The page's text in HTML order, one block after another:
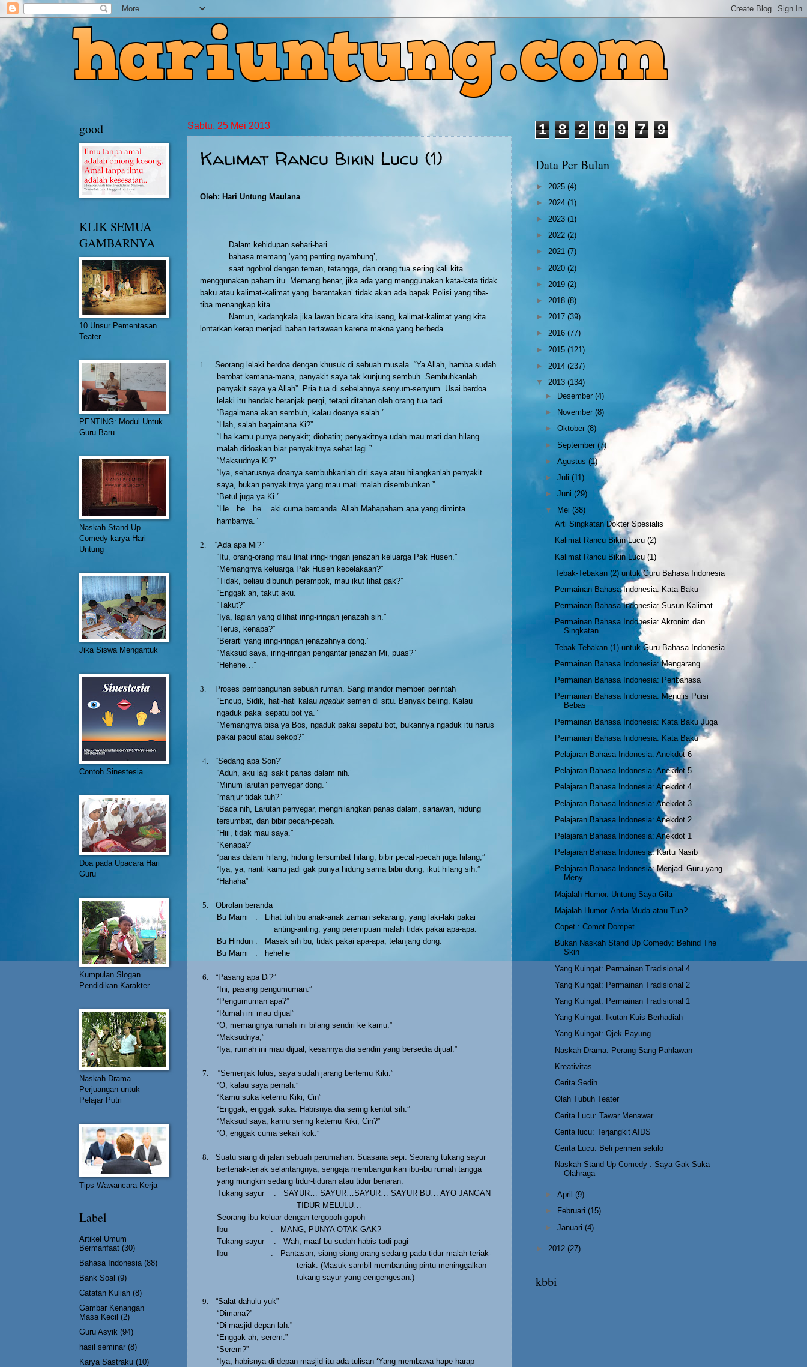
Sabtu, 25 Mei 2013
Kalimat Rancu Bikin Lucu (1)
Oleh: Hari Untung Maulana
Dalam kehidupan sehari-hari
bahasa memang ‘yang penting nyambung’,
saat ngobrol dengan teman, tetangga, dan orang tua sering kali kita
menggunakan paham itu. Memang benar, jika ada yang menggunakan kata-kata tidak
baku atau kalimat-kalimat yang ‘berantakan’ tidak akan ada bapak Polisi yang tiba-
tiba menangkap kita.
Namun, kadangkala jika lawan bicara kita iseng, kalimat-kalimat yang kita
lontarkan kerap menjadi bahan tertawaan karena makna yang berbeda.
1.
Seorang lelaki berdoa dengan khusuk di sebuah musala. “Ya Allah, hamba sudah
berobat kemana-mana, panyakit saya tak kunjung sembuh. Sembuhkanlah
penyakit saya ya Allah”. Pria tua di sebelahnya senyum-senyum. Usai berdoa
lelaki itu hendak beranjak pergi, tetapi ditahan oleh orang tua tadi.
“Bagaimana akan sembuh, kalau doanya salah.”
“Hah, salah bagaimana Ki?”
“Lha kamu punya penyakit; diobatin; penyakitnya udah mau mati dan hilang
malah didoakan biar penyakitnya sehat lagi.”
“Maksudnya Ki?”
“Iya, seharusnya doanya sembuhkanlah diri saya atau hilangkanlah penyakit
saya, bukan penyakitnya yang mau mati malah disembuhkan.”
“Betul juga ya Ki.”
“He…he…he... aki cuma bercanda. Allah Mahapaham apa yang diminta
hambanya.”
2.
“Ada apa Mi?”
“Itu, orang-orang mau lihat iring-iringan jenazah keluarga Pak Husen.”
“Memangnya keluarga Pak Husen kecelakaan?”
“Tidak, beliau dibunuh perampok, mau ikut lihat gak?”
“Enggak ah, takut aku.”
“Takut?”
“Iya, lagian yang dilihat iring-iringan jenazah sih.”
“Terus, kenapa?”
“Berarti yang iring-iringan jenazahnya dong.”
“Maksud saya, iring-iringan pengantar jenazah Mi, puas?”
“Hehehe…”
3.
Proses pembangunan sebuah rumah. Sang mandor memberi perintah
“Encup, Sidik, hati-hati kalaungaduk semen di situ. Banyak beling. Kalau
ngaduk pakai sepatu bot ya.”
“Memangnya bisa ya Bos, ngaduk pakai sepatu bot, bukannya ngaduk itu harus
pakai pacul atau sekop?”
4.
“Sedang apa Son?”
“Aduh, aku lagi sakit panas dalam nih.”
“Minum larutan penyegar dong.”
“manjur tidak tuh?”
“Baca nih, Larutan penyegar, menghilangkan panas dalam, sariawan, hidung
tersumbat, dan bibir pecah-pecah.”
“Hiii, tidak mau saya.”
“Kenapa?”
“panas dalam hilang, hidung tersumbat hilang, bibir pecah-pecah juga hilang,”
“Iya, ya, nanti kamu jadi gak punya hidung sama bibir dong, ikut hilang sih.”
“Hahaha”
5.
Obrolan beranda
Bu Marni
:
Lihat tuh bu anak-anak zaman sekarang, yang laki-laki pakai
anting-anting, yang perempuan malah tidak pakai apa-apa.
Bu Hindun :
Masak sih bu, tidak pakai apa-apa, telanjang dong.
Bu Marni
: hehehe
6.
“Pasang apa Di?”
“Ini, pasang pengumuman.”
“Pengumuman apa?”
“Rumah ini mau dijual”
“O, memangnya rumah ini bilang sendiri ke kamu.”
“Maksudnya,”
“Iya, rumah ini mau dijual, kesannya dia sendiri yang bersedia dijual.”
7.
“Semenjak lulus, saya sudah jarang bertemu Kiki.”
“O, kalau saya pernah.”
“Kamu suka ketemu Kiki, Cin”
“Enggak, enggak suka. Habisnya dia sering kentut sih.”
“Maksud saya, kamu sering ketemu Kiki, Cin?”
“O, enggak cuma sekali kok.”
8.
Suatu siang di jalan sebuah perumahan. Suasana sepi. Seorang tukang sayur
berteriak-teriak selantangnya, sengaja membangunkan ibu-ibu rumah tangga
yang mungkin sedang tidur-tiduran atau tidur benaran.
Tukang sayur
:
SAYUR… SAYUR…SAYUR… SAYUR BU… AYO JANGAN
TIDUR MELULU…
Seorang ibu keluar dengan tergopoh-gopoh
Ibu
:
MANG, PUNYA OTAK GAK?
Tukang sayur
:
Wah, maaf bu sudah habis tadi pagi
Ibu
:
Pantasan, siang-siang orang sedang pada tidur malah teriak-
teriak. (Masuk sambil membanting pintu meninggalkan
tukang sayur yang cengengesan.)
9.
“Salat dahulu yuk”
“Dimana?”
“Di masjid depan lah.”
“Enggak ah, serem.”
“Serem?”
“Iya, habisnya di depan masjid itu ada tulisan ‘Yang membawa hape harap
good
KLIK SEMUA
GAMBARNYA
10 Unsur Pementasan
Teater
PENTING: Modul Untuk
Guru Baru
Naskah Stand Up
Comedy karya Hari
Untung
Jika Siswa Mengantuk
Contoh Sinestesia
Doa pada Upacara Hari
Guru
Kumpulan Slogan
Pendidikan Karakter
Naskah Drama
Perjuangan untuk
Pelajar Putri
Tips Wawancara Kerja
Label
Artikel Umum
Bermanfaat (30)
Bahasa Indonesia (88)
Bank Soal (9)
Catatan Kuliah (8)
Gambar Kenangan
Masa Kecil (2)
Guru Asyik (94)
hasil seminar (8)
Karya Sastraku (10)
1 8 2 0 9 7 9
Data Per Bulan
► 2025 (4)
► 2024 (1)
► 2023 (1)
► 2022 (2)
► 2021 (7)
► 2020 (2)
► 2019 (2)
► 2018 (8)
► 2017 (39)
► 2016 (77)
► 2015 (121)
► 2014 (237)
▼ 2013 (134)
►
Desember(4)
►
November(8)
►Oktober(8)
►September(7)
►Agustus(1)
►Juli(11)
►Juni(29)
▼
Mei(38)
Arti Singkatan Dokter Spesialis
Kalimat Rancu Bikin Lucu (2)
Kalimat Rancu Bikin Lucu (1)
Tebak-Tebakan (2) untuk Guru Bahasa Indonesia
Permainan Bahasa Indonesia: Kata Baku
Permainan Bahasa Indonesia: Susun Kalimat
Permainan Bahasa Indonesia: Akronim dan
Singkatan
Tebak-Tebakan (1) untuk Guru Bahasa Indonesia
Permainan Bahasa Indonesia: Mengarang
Permainan Bahasa Indonesia: Peribahasa
Permainan Bahasa Indonesia: Menulis Puisi
Bebas
Permainan Bahasa Indonesia: Kata Baku Juga
Permainan Bahasa Indonesia: Kata Baku
Pelajaran Bahasa Indonesia: Anekdot 6
Pelajaran Bahasa Indonesia: Anekdot 5
Pelajaran Bahasa Indonesia: Anekdot 4
Pelajaran Bahasa Indonesia: Anekdot 3
Pelajaran Bahasa Indonesia: Anekdot 2
Pelajaran Bahasa Indonesia: Anekdot 1
Pelajaran Bahasa Indonesia: Kartu Nasib
Pelajaran Bahasa Indonesia: Menjadi Guru yang
Meny...
Majalah Humor. Untung Saya Gila
Majalah Humor. Anda Muda atau Tua?
Copet : Comot Dompet
Bukan Naskah Stand Up Comedy: Behind The
Skin
Yang Kuingat: Permainan Tradisional 4
Yang Kuingat: Permainan Tradisional 2
Yang Kuingat: Permainan Tradisional 1
Yang Kuingat: Ikutan Kuis Berhadiah
Yang Kuingat: Ojek Payung
Naskah Drama: Perang Sang Pahlawan
Kreativitas
Cerita Sedih
Olah Tubuh Teater
Cerita Lucu: Tawar Menawar
Cerita lucu: Terjangkit AIDS
Cerita Lucu: Beli permen sekilo
Naskah Stand Up Comedy : Saya Gak Suka
Olahraga
►April(9)
►
Februari(15)
►Januari(4)
► 2012 (27)
kbbi